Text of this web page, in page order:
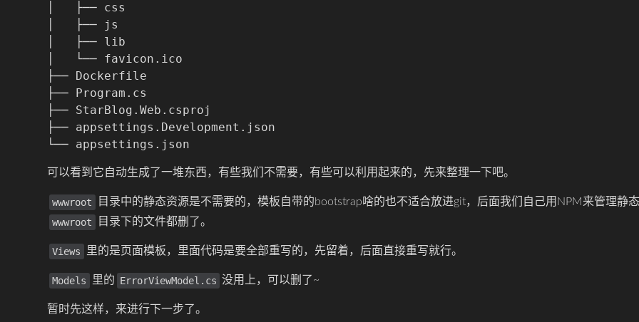
│   ├── css
│   ├── js
│   ├── lib
│   └── favicon.ico
├── Dockerfile
├── Program.cs
├── StarBlog.Web.csproj
├── appsettings.Development.json
可以看到它自动生成了一堆东西，有些我们不需要，有些可以利用起来的，先来整理一下吧。
wwwroot
目录中的静态资源是不需要的，模板自带的bootstrap啥的也不适合放进git，后面我们自己用NPM来管理静
wwwroot
目录下的文件都删了。
Views 里的是页面模板，里面代码是要全部重写的，先留着，后面直接重写就行。
Models 里的 ErrorViewModel.cs 没用上，可以删了~
暂时先这样，来进行下一步了。